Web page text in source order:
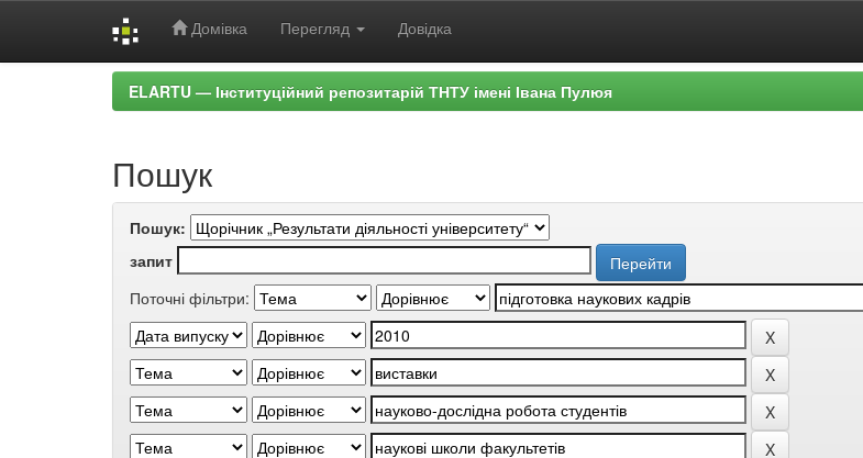
Домівка Перегляд Довідка
ELARTU — Інституційний репозитарій ТНТУ імені Івана Пулюя
Пошук
Пошук:
запит
Поточні фільтри: